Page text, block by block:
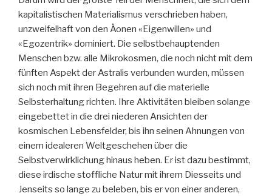
kapitalistischen Materialismus verschrieben haben,
unzweifelhaft von den Äonen «Eigenwillen» und
«Egozentrik» dominiert. Die selbstbehauptenden
Menschen bzw. alle Mikrokosmen, die noch nicht mit dem
fünften Aspekt der Astralis verbunden wurden, müssen
sich noch mit ihren Begehren auf die materielle
Selbsterhaltung richten. Ihre Aktivitäten bleiben solange
eingebettet in die drei niederen Ansichten der
kosmischen Lebensfelder, bis ihn seinen Ahnungen von
einem idealeren Weltgeschehen über die
Selbstverwirklichung hinaus heben. Er ist dazu bestimmt,
diese irdische stoffliche Natur mit ihrem Diesseits und
Jenseits so lange zu beleben, bis er von einer anderen,